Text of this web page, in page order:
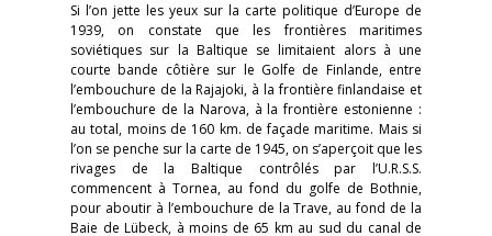
Si l’on jette les yeux sur la carte politique d’Europe de
1939, on constate que les frontières maritimes
soviétiques sur la Baltique se limitaient alors à une
courte bande côtière sur le Golfe de Finlande, entre
l’embouchure de la Rajajoki, à la frontière finlandaise et
l’embouchure de la Narova, à la frontière estonienne :
au total, moins de 160 km. de façade maritime. Mais si
l’on se penche sur la carte de 1945, on s’aperçoit que les
rivages de la Baltique contrôlés par l’U.R.S.S.
commencent à Tornea, au fond du golfe de Bothnie,
pour aboutir à l’embouchure de la Trave, au fond de la
Baie de Lübeck, à moins de 65 km au sud du canal de